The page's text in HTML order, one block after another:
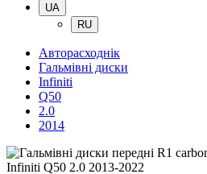
UA
RU
Авторасходнік
Гальмівні диски
Infiniti
Q50
2.0
2014